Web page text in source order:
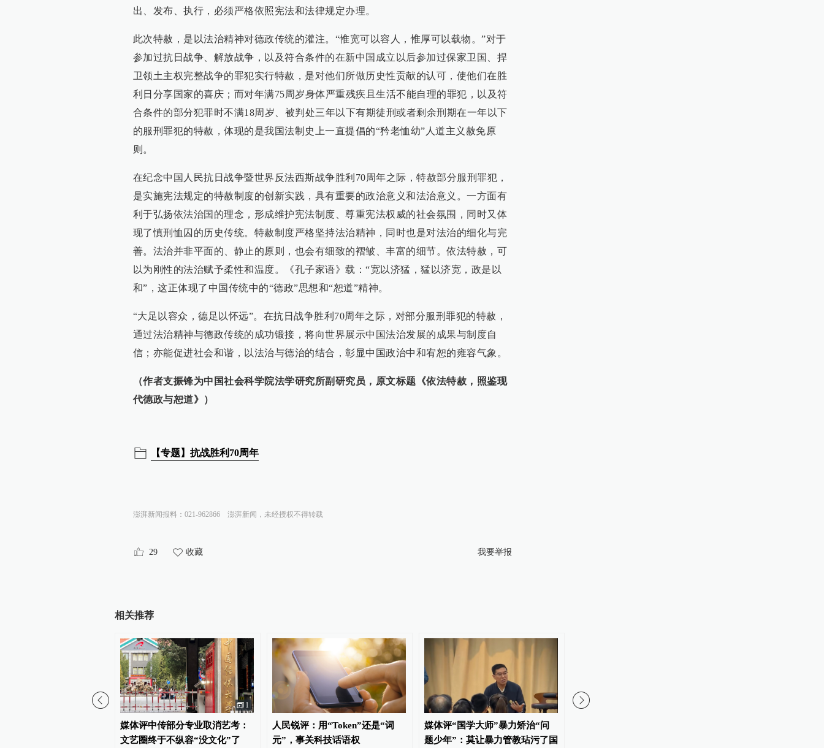
出、发布、执行，必须严格依照宪法和法律规定办理。
此次特赦，是以法治精神对德政传统的灌注。“惟宽可以容人，惟厚可以载物。”对于
参加过抗日战争、解放战争，以及符合条件的在新中国成立以后参加过保家卫国、捍
卫领土主权完整战争的罪犯实行特赦，是对他们所做历史性贡献的认可，使他们在胜
利日分享国家的喜庆；而对年满75周岁身体严重残疾且生活不能自理的罪犯，以及符
合条件的部分犯罪时不满18周岁、被判处三年以下有期徒刑或者剩余刑期在一年以下
的服刑罪犯的特赦，体现的是我国法制史上一直提倡的“矜老恤幼”人道主义赦免原
则。
在纪念中国人民抗日战争暨世界反法西斯战争胜利70周年之际，特赦部分服刑罪犯，
是实施宪法规定的特赦制度的创新实践，具有重要的政治意义和法治意义。一方面有
利于弘扬依法治国的理念，形成维护宪法制度、尊重宪法权威的社会氛围，同时又体
现了慎刑恤囚的历史传统。特赦制度严格坚持法治精神，同时也是对法治的细化与完
善。法治并非平面的、静止的原则，也会有细致的褶皱、丰富的细节。依法特赦，可
以为刚性的法治赋予柔性和温度。《孔子家语》载：“宽以济猛，猛以济宽，政是以
和”，这正体现了中国传统中的“德政”思想和“恕道”精神。
“大足以容众，德足以怀远”。在抗日战争胜利70周年之际，对部分服刑罪犯的特赦，
通过法治精神与德政传统的成功锻接，将向世界展示中国法治发展的成果与制度自
信；亦能促进社会和谐，以法治与德治的结合，彰显中国政治中和宥恕的雍容气象。
（作者支振锋为中国社会科学院法学研究所副研究员，原文标题《依法特赦，照鉴现
代德政与恕道》）
【专题】抗战胜利70周年
澎湃新闻报料：021-962866 澎湃新闻，未经授权不得转载
29 收藏 我要举报
相关推荐
1
媒体评中传部分专业取消艺考：
文艺圈终于不纵容“没文化”了
人民锐评：用“Token”还是“词
元”，事关科技话语权
媒体评“国学大师”暴力矫治“问
题少年”：莫让暴力管教玷污了国